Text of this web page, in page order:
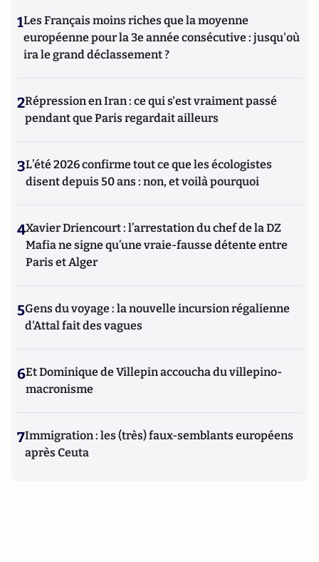
1Les Français moins riches que la moyenne
européenne pour la 3e année consécutive : jusqu'où
ira le grand déclassement ?
2Répression en Iran : ce qui s'est vraiment passé
pendant que Paris regardait ailleurs
3L’été 2026 confirme tout ce que les écologistes
disent depuis 50 ans : non, et voilà pourquoi
4Xavier Driencourt : l’arrestation du chef de la DZ
Mafia ne signe qu’une vraie-fausse détente entre
Paris et Alger
5Gens du voyage : la nouvelle incursion régalienne
d'Attal fait des vagues
6Et Dominique de Villepin accoucha du villepino-
macronisme
7Immigration : les (très) faux-semblants européens
après Ceuta